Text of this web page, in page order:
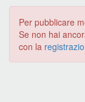
Per pubblicare
Se non hai
con la